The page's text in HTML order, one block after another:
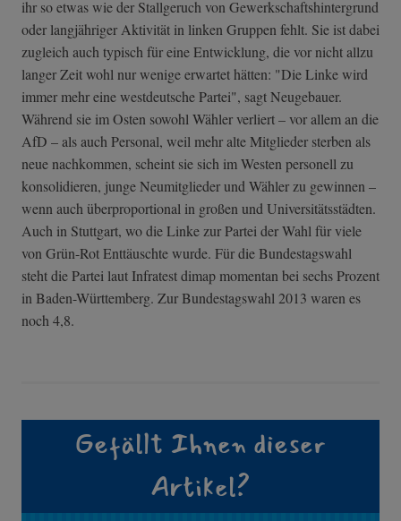
ihr so etwas wie der Stallgeruch von Gewerkschaftshintergrund
oder langjähriger Aktivität in linken Gruppen fehlt. Sie ist dabei
zugleich auch typisch für eine Entwicklung, die vor nicht allzu
langer Zeit wohl nur wenige erwartet hätten: "Die Linke wird
immer mehr eine westdeutsche Partei", sagt Neugebauer.
Während sie im Osten sowohl Wähler verliert – vor allem an die
AfD – als auch Personal, weil mehr alte Mitglieder sterben als
neue nachkommen, scheint sie sich im Westen personell zu
konsolidieren, junge Neumitglieder und Wähler zu gewinnen –
wenn auch überproportional in großen und Universitätsstädten.
Auch in Stuttgart, wo die Linke zur Partei der Wahl für viele
von Grün-Rot Enttäuschte wurde. Für die Bundestagswahl
steht die Partei laut Infratest dimap momentan bei sechs Prozent
in Baden-Württemberg. Zur Bundestagswahl 2013 waren es
noch 4,8.
Gefällt Ihnen dieser
Artikel?